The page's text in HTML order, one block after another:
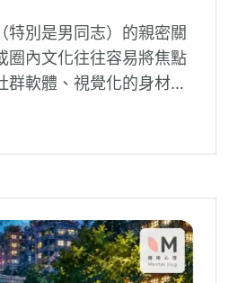
特別是男同志）的親密關
圈內文化往往容易將焦點
群軟體、視覺化的身材資